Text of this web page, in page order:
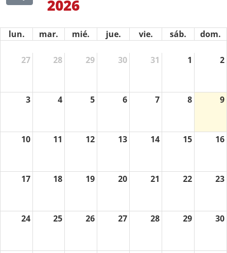
2026
lun. mar. mié. jue. vie. sáb. dom.
27 28 29 30 31 1 2
3 4 5 6 7 8 9
10 11 12 13 14 15 16
17 18 19 20 21 22 23
24 25 26 27 28 29 30